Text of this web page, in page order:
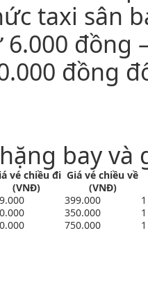
taxi sân
đồng
đồng
bay và
vé chiều đi
(VNĐ)
Giá vé chiều về
(VNĐ)
399.000
350.000
750.000